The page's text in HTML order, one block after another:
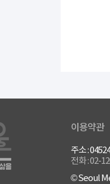
이용약관
주소 :
전화 : 02-
© Seoul